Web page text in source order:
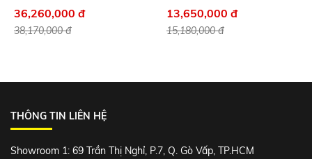
36,260,000 đ
38,170,000 đ
13,650,000 đ
15,180,000 đ
THÔNG TIN LIÊN HỆ
Showroom 1: 69 Trần Thị Nghỉ, P.7, Q. Gò Vấp, TP.HCM